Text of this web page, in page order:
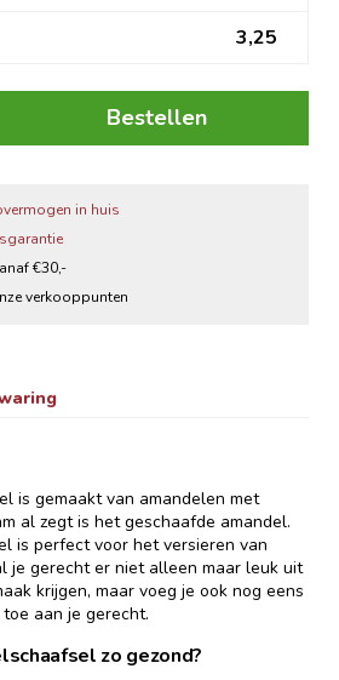
3,25
Bestellen
in huis
€30,-
verkooppunten
is gemaakt van amandelen met
al zegt is het geschaafde amandel.
is perfect voor het versieren van
je gerecht er niet alleen maar leuk uit
krijgen, maar voeg je ook nog eens
aan je gerecht.
zo gezond?